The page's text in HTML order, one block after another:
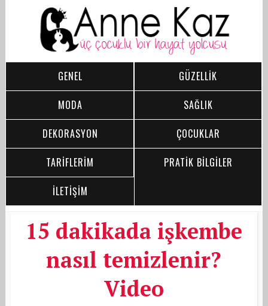
GENEL
GÜZELLİK
MODA
SAĞLIK
DEKORASYON
ÇOCUKLAR
TARİFLERİM
PRATİK BİLGİLER
İLETİŞİM
15 dakikada işkembe
nasıl temizlenir?
Video